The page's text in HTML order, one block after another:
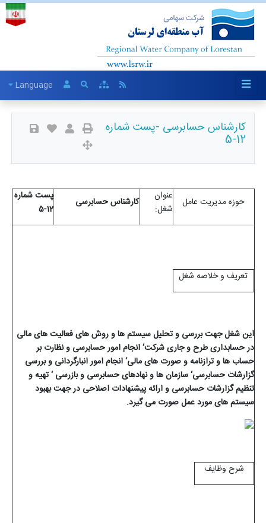
Language
کارشناس حسابرسی -پست شماره
12-5
حوزه مدیریت عامل
عنوان
شغل:
کارشناس حسابرسی
پست شماره
12-5
تعریف و خلاصه شغل
این شغل جهت بررسی و تحلیل سیستم ها و روش های فعالیت های مالی
در حسابداری طرح و جاری شرکت‘ انجام امور حسابرسی و نظارت بر
حساب ها و ترازنامه و صورت های مالی‘ انجام امور انبارگردانی و بررسی
گزارشات حسابرسی‘ سازمان ها و نهادهای حسابرسی و بازرسی ‘ تهیه و
تنظیم گزارشات حسابرسی و ارائه پیشنهادات اصلاحی در جهت بهبود
سیستم های مورد عمل صورت می گیرد.
شرح وظایف